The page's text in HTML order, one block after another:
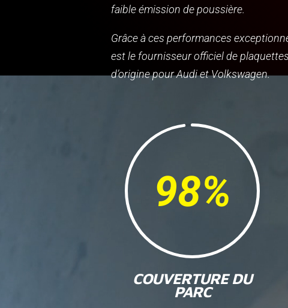
faible émission de poussière.
Grâce à ces performances
est le fournisseur officiel de
d’origine pour Audi et Volkswagen.
98%
COUVERTURE DU
PARC